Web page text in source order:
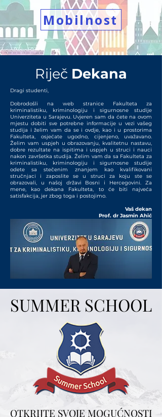
Mobilnost
Riječ Dekana
Dragi studenti,
Dobrodošli na web stranice Fakulteta za
kriminalistiku, kriminologiju i sigurnosne studije
Univerziteta u Sarajevu. Uvjeren sam da ćete na ovom
mjestu dobiti sve potrebne informacije u vezi vašeg
studija i želim vam da se i ovdje, kao i u prostorima
Fakulteta, osjećate ugodno, cijenjeno, uvažavano.
Želim vam uspjeh u obrazovanju, kvalitetnu nastavu,
dobre rezultate na ispitima i uspjeh u struci i nauci
nakon završetka studija. Želim vam da sa Fakulteta za
kriminalistiku, kriminologiju i sigurnosne studije
odete sa stečenim znanjem kao kvalifikovani
stručnjaci i zaposlite se u struci za koju ste se
obrazovali, u našoj državi Bosni i Hercegovini. Za
mene, kao dekana Fakulteta, to će biti najveća
satisfakcija, jer zbog toga i postojimo.
Vaš dekan
Prof. dr Jasmin Ahić
SUMMER SCHOOL
SUMMER SCHOOL
OTKRIJTE SVOJE MOGUĆNOSTI
OTKRIJTE SVOJE MOGUĆNOSTI